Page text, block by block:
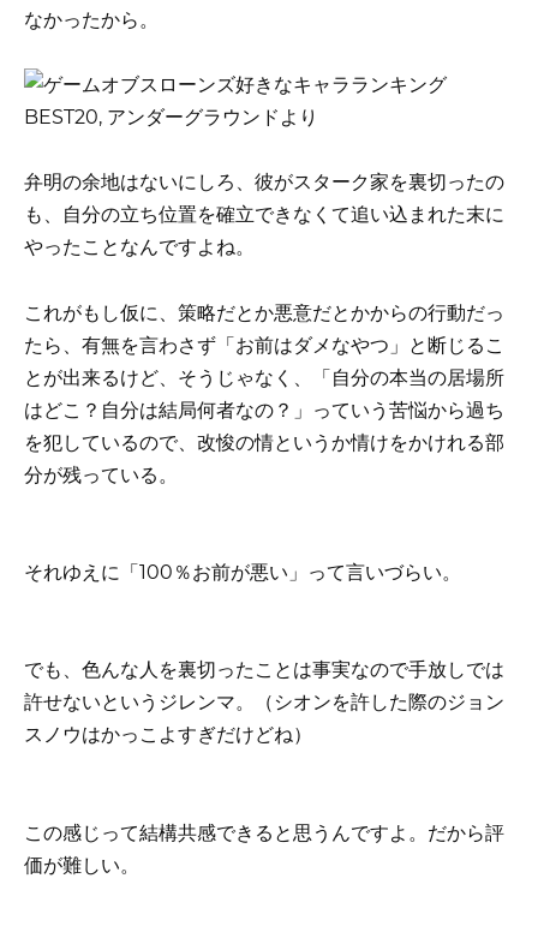
なかったから。
弁明の余地はないにしろ、彼がスターク家を裏切ったの
も、自分の立ち位置を確立できなくて追い込まれた末に
やったことなんですよね。
これがもし仮に、策略だとか悪意だとかからの行動だっ
たら、有無を言わさず「お前はダメなやつ」と断じるこ
とが出来るけど、そうじゃなく、「自分の本当の居場所
はどこ？自分は結局何者なの？」っていう苦悩から過ち
を犯しているので、改悛の情というか情けをかけれる部
分が残っている。
それゆえに「100％お前が悪い」って言いづらい。
でも、色んな人を裏切ったことは事実なので手放しでは
許せないというジレンマ。（シオンを許した際のジョン
スノウはかっこよすぎだけどね）
この感じって結構共感できると思うんですよ。だから評
価が難しい。